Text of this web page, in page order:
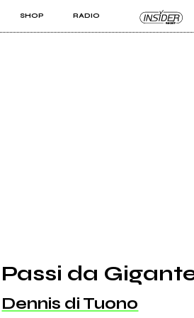
SHOP RADIO
Passi da
Dennis di Tuono